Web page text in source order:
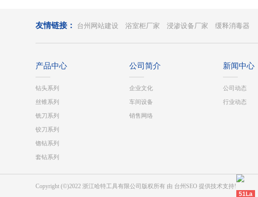
友情链接： 台州网站建设 浴室柜厂家 浸渗设备厂家 缓释消毒器
产品中心
钻头系列
丝锥系列
铣刀系列
铰刀系列
锪钻系列
套钻系列
公司简介
企业文化
车间设备
销售网络
新闻中心
公司动态
行业动态
Copyright (©)2022 浙江哈特工具有限公司版权所有 由 台州SEO 提供技术支持!
51La